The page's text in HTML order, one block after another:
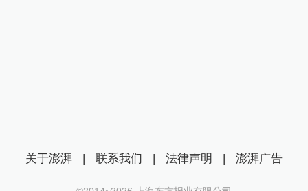
关于澎湃 | 联系我们 | 法律声明 | 澎湃广告